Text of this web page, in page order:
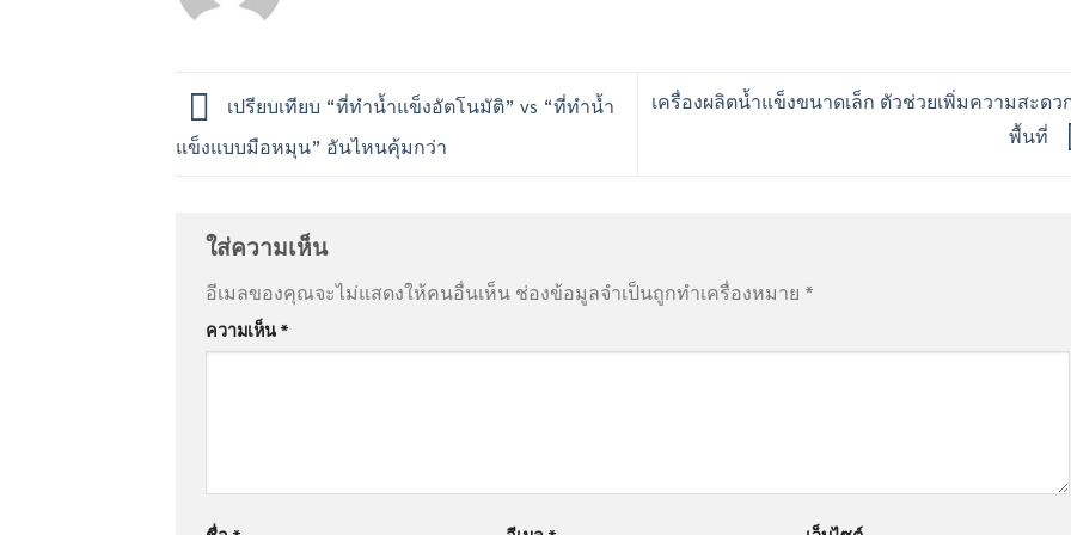
เปรียบเทียบ “ที่ทำน้ำแข็งอัตโนมัติ” vs “ที่ทำน้ำ
แข็งแบบมือหมุน” อันไหนคุ้มกว่า
เครื่องผลิตน้ำแข็งขนาดเล็ก ตัวช่วยเพิ่มความสะดว
พื้นที่
ใส่ความเห็น
อีเมลของคุณจะไม่แสดงให้คนอื่นเห็น ช่องข้อมูลจำเป็นถูกทำเครื่องหมาย *
ความเห็น *